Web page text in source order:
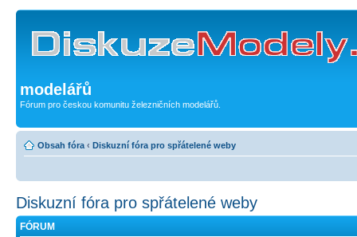
modelářů
Fórum pro českou komunitu železničních modelářů.
Obsah fóra ‹ Diskuzní fóra pro spřátelené weby
Diskuzní fóra pro spřátelené weby
FÓRUM